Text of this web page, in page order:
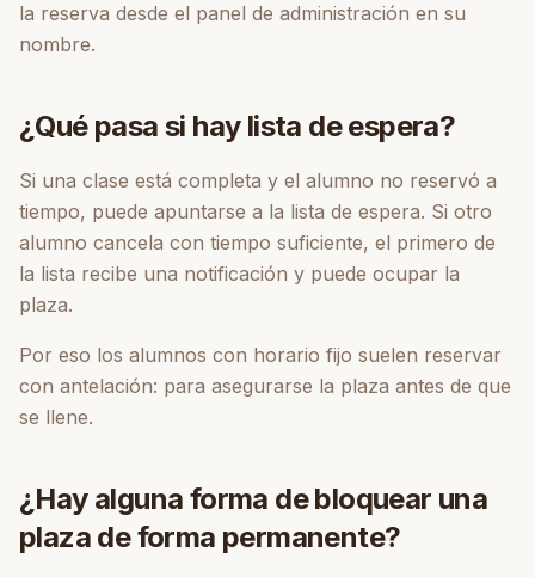
la reserva desde el panel de administración en su
nombre.
¿Qué pasa si hay lista de espera?
Si una clase está completa y el alumno no reservó a
tiempo, puede apuntarse a la lista de espera. Si otro
alumno cancela con tiempo suficiente, el primero de
la lista recibe una notificación y puede ocupar la
plaza.
Por eso los alumnos con horario fijo suelen reservar
con antelación: para asegurarse la plaza antes de que
se llene.
¿Hay alguna forma de bloquear una
plaza de forma permanente?